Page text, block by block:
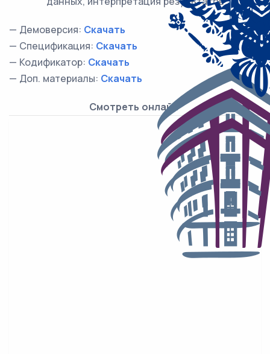
— Демоверсия: Скачать
— Спецификация: Скачать
— Кодификатор: Скачать
— Доп. материалы: Скачать
Смотреть онлайн